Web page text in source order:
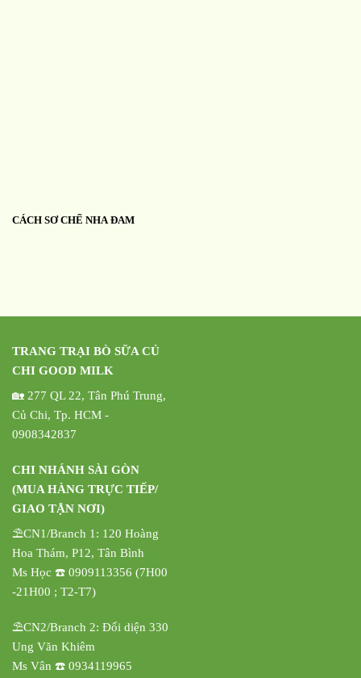
CÁCH SƠ CHẾ NHA ĐAM
TRANG TRẠI BÒ SỮA CỦ
CHI GOOD MILK
🏡 277 QL 22, Tân Phú Trung,
Củ Chi, Tp. HCM -
0908342837
CHI NHÁNH SÀI GÒN
(MUA HÀNG TRỰC TIẾP/
GIAO TẬN NƠI)
⛱️CN1/Branch 1: 120 Hoàng
Hoa Thám, P12, Tân Bình
Ms Học ☎️ 0909113356 (7H00
-21H00 ; T2-T7)
⛱️CN2/Branch 2: Đối diện 330
Ung Văn Khiêm
Ms Vân ☎️ 0934119965